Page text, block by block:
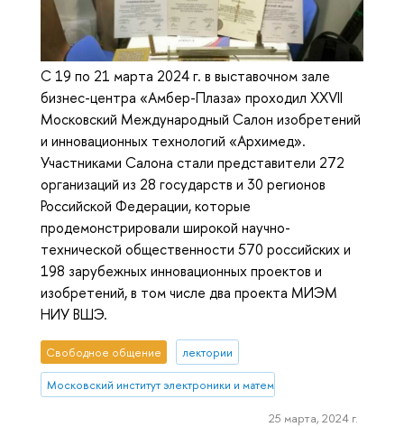
С 19 по 21 марта 2024 г. в выставочном зале
бизнес-центра «Амбер-Плаза» проходил XXVII
Московский Международный Салон изобретений
и инновационных технологий «Архимед».
Участниками Салона стали представители 272
организаций из 28 государств и 30 регионов
Российской Федерации, которые
продемонстрировали широкой научно-
технической общественности 570 российских и
198 зарубежных инновационных проектов и
изобретений, в том числе два проекта МИЭМ
НИУ ВШЭ.
Свободное общение лектории
Московский институт электроники и математики им. А.Н. Тихонова
25 марта, 2024 г.